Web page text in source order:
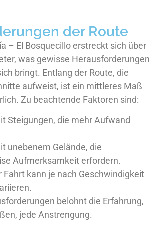
der Route
– El Bosquecillo erstreckt sich über
was gewisse Herausforderungen
bringt. Entlang der Route, die
aufweist, ist ein mittleres Maß
Zu beachtende Faktoren sind:
Steigungen, die mehr Aufwand
unebenem Gelände, die
Aufmerksamkeit erfordern.
Fahrt kann je nach Geschwindigkeit
belohnt die Erfahrung,
jede Anstrengung.